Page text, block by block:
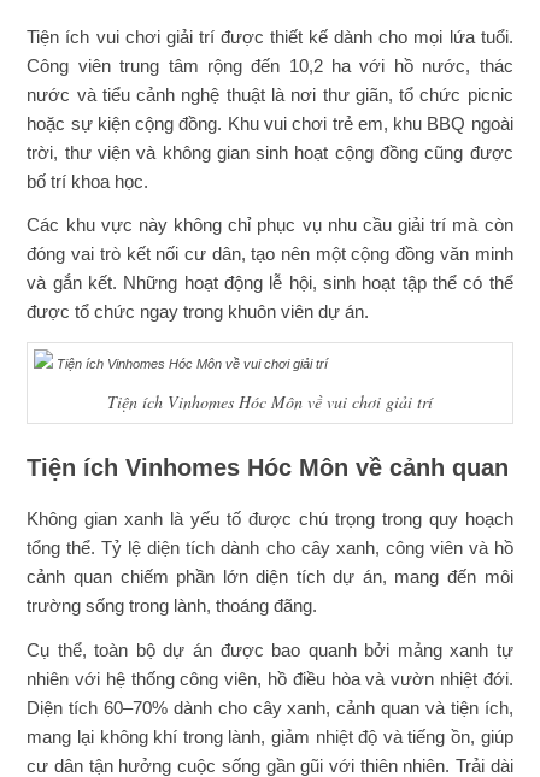
Tiện ích vui chơi giải trí được thiết kế dành cho mọi lứa tuổi.
Công viên trung tâm rộng đến 10,2 ha với hồ nước, thác
nước và tiểu cảnh nghệ thuật là nơi thư giãn, tổ chức picnic
hoặc sự kiện cộng đồng. Khu vui chơi trẻ em, khu BBQ ngoài
trời, thư viện và không gian sinh hoạt cộng đồng cũng được
bố trí khoa học.
Các khu vực này không chỉ phục vụ nhu cầu giải trí mà còn
đóng vai trò kết nối cư dân, tạo nên một cộng đồng văn minh
và gắn kết. Những hoạt động lễ hội, sinh hoạt tập thể có thể
được tổ chức ngay trong khuôn viên dự án.
Tiện ích Vinhomes Hóc Môn về vui chơi giải trí
Tiện ích Vinhomes Hóc Môn về cảnh quan
Không gian xanh là yếu tố được chú trọng trong quy hoạch
tổng thể. Tỷ lệ diện tích dành cho cây xanh, công viên và hồ
cảnh quan chiếm phần lớn diện tích dự án, mang đến môi
trường sống trong lành, thoáng đãng.
Cụ thể, toàn bộ dự án được bao quanh bởi mảng xanh tự
nhiên với hệ thống công viên, hồ điều hòa và vườn nhiệt đới.
Diện tích 60–70% dành cho cây xanh, cảnh quan và tiện ích,
mang lại không khí trong lành, giảm nhiệt độ và tiếng ồn, giúp
cư dân tận hưởng cuộc sống gần gũi với thiên nhiên. Trải dài